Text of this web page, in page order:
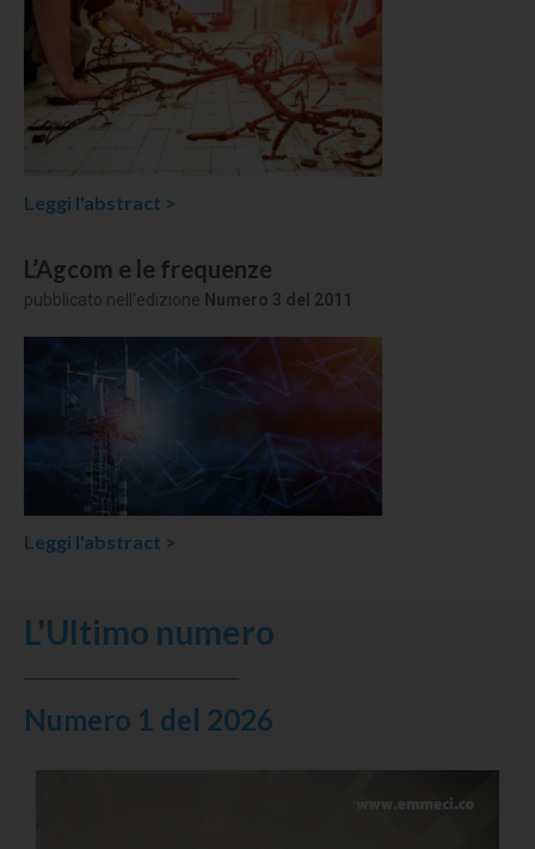
Leggi l'abstract >
L’Agcom e le frequenze
pubblicato nell'edizione Numero 3 del 2011
Leggi l'abstract >
L'Ultimo numero
Numero 1 del 2026